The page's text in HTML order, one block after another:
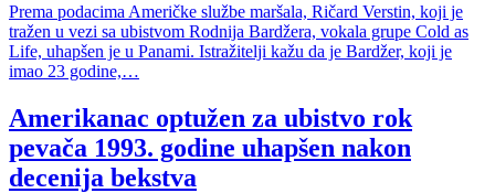
Prema podacima Američke službe maršala, Ričard Verstin, koji je
tražen u vezi sa ubistvom Rodnija Bardžera, vokala grupe Cold as
Life, uhapšen je u Panami. Istražitelji kažu da je Bardžer, koji je
imao 23 godine,…
Amerikanac optužen za ubistvo rok
pevača 1993. godine uhapšen nakon
decenija bekstva